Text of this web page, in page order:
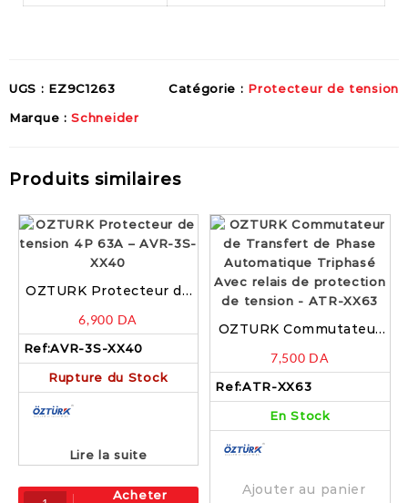
UGS : EZ9C1263 Catégorie : Protecteur de tension
Marque :Schneider
Produits similaires
OZTURK Protecteur de
3S-XX40
6,900 DA
Ref:AVR-3S-XX40
Rupture du Stock
Lire la suite
Acheter
OZTURK Commutateur
Automatique Triphasé
Avec relais de protection
de tension – ATR-XX63
7,500 DA
Ref:ATR-XX63
En Stock
Ajouter au panier